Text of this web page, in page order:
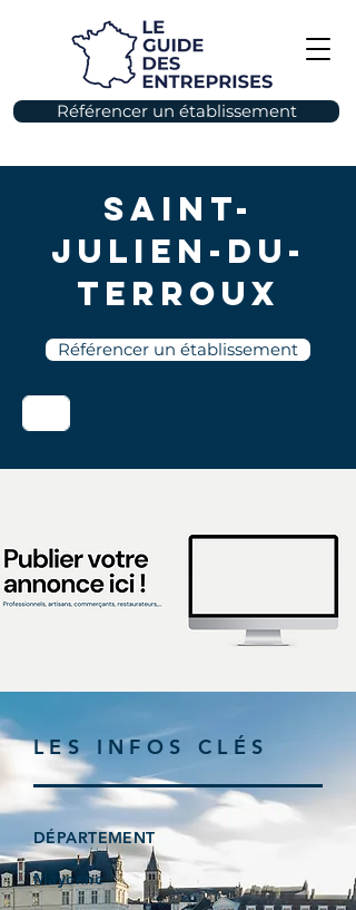
Référencer un établissement
Saint-
Julien-du-
Terroux
Référencer un établissement
LES INFOS CLÉS
DÉPARTEMENT
Mayenne